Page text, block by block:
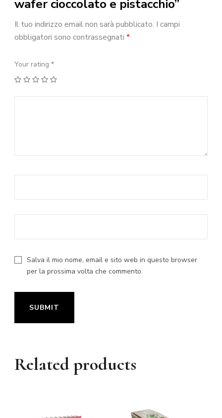
wafer cioccolato e pistacchio”
Il tuo indirizzo email non sarà pubblicato. I campi
obbligatori sono contrassegnati *
Your rating *
1 2 3 4
Salva il mio nome, email e sito web in questo browser
per la prossima volta che commento.
Related products